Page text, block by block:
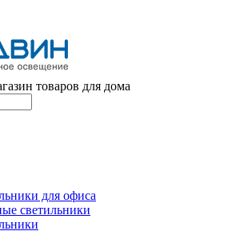
товаров для дома
для офиса
светильники